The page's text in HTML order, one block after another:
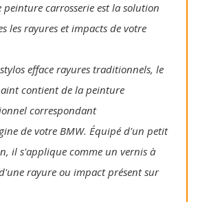
peinture carrosserie est la solution
les rayures et impacts de votre
efface rayures traditionnels, le
contient de la peinture
correspondant
de votre BMW. Équipé d'un petit
il s'applique comme un vernis à
rayure ou impact présent sur